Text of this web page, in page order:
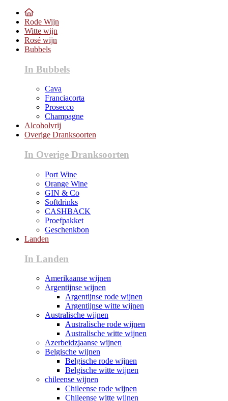
Rode Wijn
Witte wijn
Rosé wijn
Bubbels
In Bubbels
Cava
Franciacorta
Prosecco
Champagne
Alcoholvrij
Overige Dranksoorten
In Overige Dranksoorten
Port Wine
Orange Wine
GIN & Co
Softdrinks
CASHBACK
Proefpakket
Geschenkbon
Landen
In Landen
Amerikaanse wijnen
Argentijnse wijnen
Argentijnse rode wijnen
Argentijnse witte wijnen
Australische wijnen
Australische rode wijnen
Australische witte wijnen
Azerbeidzjaanse wijnen
Belgische wijnen
Belgische rode wijnen
Belgische witte wijnen
chileense wijnen
Chileense rode wijnen
Chileense witte wijnen